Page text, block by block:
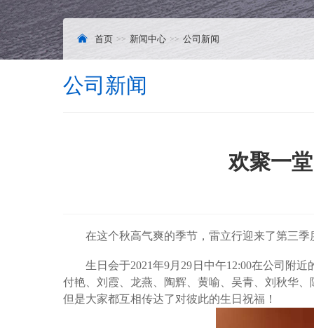
首页 新闻中心 公司新闻
公司新闻
欢聚一
在这个秋高气爽的季节，雷立行迎来了第三
生日会于2021年9月29日中午12:00在公司附
付艳、刘霞、龙燕、陶辉、黄喻、吴青、刘秋华
但是大家都互相传达了对彼此的生日祝福！